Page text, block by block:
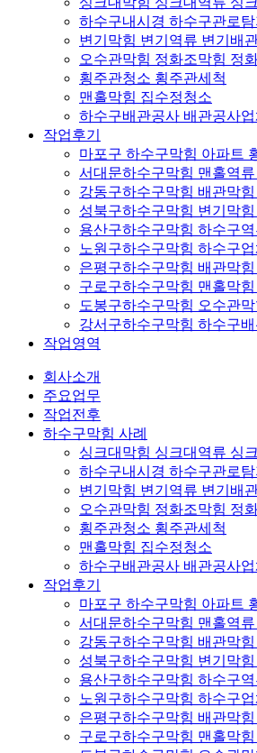
하수구내시경 하수구관로탐
변기막힘 변기역류 변기배
오수관막힘 정화조막힘 정
횡주관청소 횡주관세척
맨홀막힘 집수정청소
하수구배관공사 배관공사업
작업후기
마포구 하수구막힘 아파트
서대문하수구막힘 맨홀역
강동구하수구막힘 배관막
성북구하수구막힘 변기막
용산구하수구막힘 하수구
노원구하수구막힘 하수구
은평구하수구막힘 배관막
구로구하수구막힘 맨홀막
도봉구하수구막힘 오수관
강서구하수구막힘 하수구
작업영역
회사소개
주요업무
작업전후
하수구막힘 사례
싱크대막힘 싱크대역류 싱
하수구내시경 하수구관로탐
변기막힘 변기역류 변기배
오수관막힘 정화조막힘 정
횡주관청소 횡주관세척
맨홀막힘 집수정청소
하수구배관공사 배관공사업
작업후기
마포구 하수구막힘 아파트
서대문하수구막힘 맨홀역
강동구하수구막힘 배관막
성북구하수구막힘 변기막
용산구하수구막힘 하수구
노원구하수구막힘 하수구
은평구하수구막힘 배관막
구로구하수구막힘 맨홀막